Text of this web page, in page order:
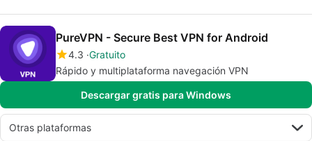
PureVPN - Secure Best VPN for Android
4.3 Gratuito
Rápido y multiplataforma navegación VPN
Descargar gratis para Windows
Otras plataformas